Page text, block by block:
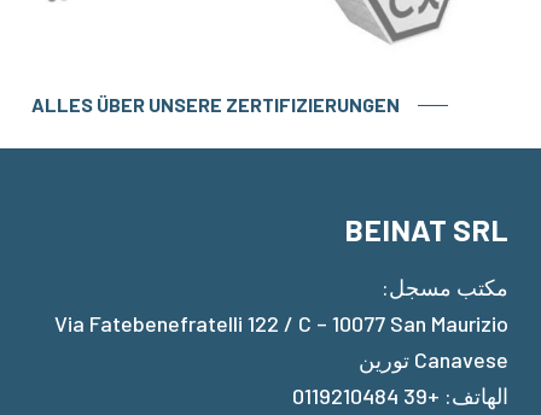
ALLES ÜBER UNSERE ZERTIFIZIERUNGEN
BEINAT SRL
مكتب مسجل:
Via Fatebenefratelli 122 / C – 10077 San Maurizio
Canavese تورين
الهاتف: +39 0119210484